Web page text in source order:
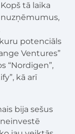
tā laika
potenciāls
Ventures”
“Nordigen”,
kā arī
bija sešus